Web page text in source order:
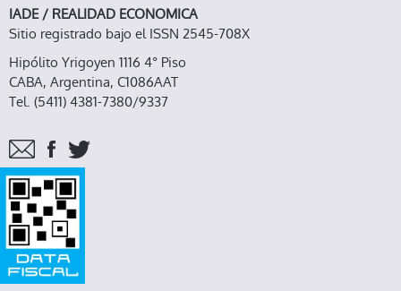
IADE / REALIDAD ECONOMICA
Sitio registrado bajo el ISSN 2545-708X
Hipólito Yrigoyen 1116 4° Piso
CABA, Argentina, C1086AAT
Tel. (5411) 4381-7380/9337